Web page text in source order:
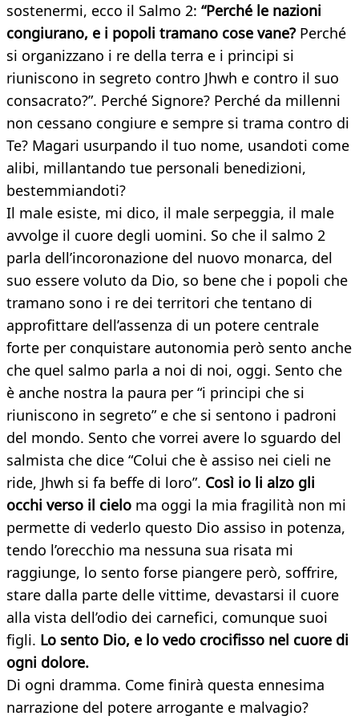
sostenermi, ecco il Salmo 2: “Perché le nazioni
congiurano, e i popoli tramano cose vane? Perché
si organizzano i re della terra e i principi si
riuniscono in segreto contro Jhwh e contro il suo
consacrato?”. Perché Signore? Perché da millenni
non cessano congiure e sempre si trama contro di
Te? Magari usurpando il tuo nome, usandoti come
alibi, millantando tue personali benedizioni,
bestemmiandoti?
Il male esiste, mi dico, il male serpeggia, il male
avvolge il cuore degli uomini. So che il salmo 2
parla dell’incoronazione del nuovo monarca, del
suo essere voluto da Dio, so bene che i popoli che
tramano sono i re dei territori che tentano di
approfittare dell’assenza di un potere centrale
forte per conquistare autonomia però sento anche
che quel salmo parla a noi di noi, oggi. Sento che
è anche nostra la paura per “i principi che si
riuniscono in segreto” e che si sentono i padroni
del mondo. Sento che vorrei avere lo sguardo del
salmista che dice “Colui che è assiso nei cieli ne
ride, Jhwh si fa beffe di loro”. Così io li alzo gli
occhi verso il cielo ma oggi la mia fragilità non mi
permette di vederlo questo Dio assiso in potenza,
tendo l’orecchio ma nessuna sua risata mi
raggiunge, lo sento forse piangere però, soffrire,
stare dalla parte delle vittime, devastarsi il cuore
alla vista dell’odio dei carnefici, comunque suoi
figli. Lo sento Dio, e lo vedo crocifisso nel cuore di
ogni dolore.
Di ogni dramma. Come finirà questa ennesima
narrazione del potere arrogante e malvagio?